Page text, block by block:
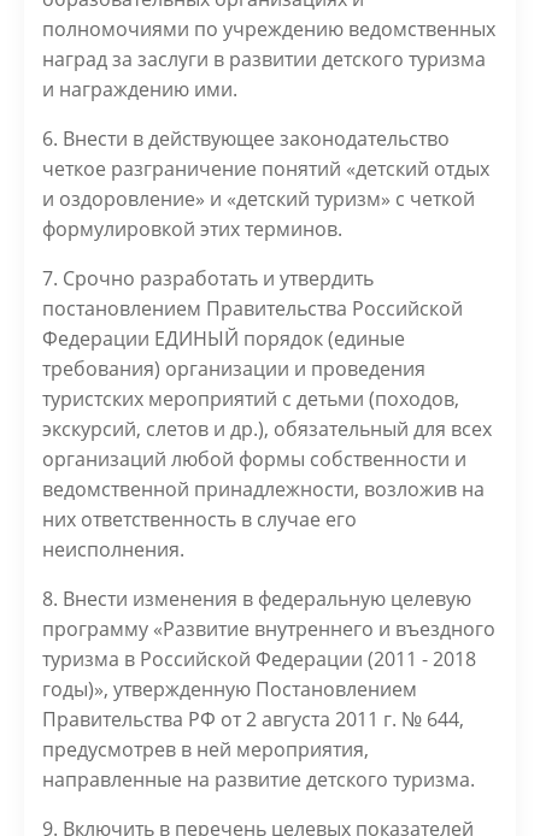
полномочиями по учреждению ведомственных
наград за заслуги в развитии детского туризма
и награждению ими.
6. Внести в действующее законодательство
четкое разграничение понятий «детский отдых
и оздоровление» и «детский туризм» с четкой
формулировкой этих терминов.
7. Срочно разработать и утвердить
постановлением Правительства Российской
Федерации ЕДИНЫЙ порядок (единые
требования) организации и проведения
туристских мероприятий с детьми (походов,
экскурсий, слетов и др.), обязательный для всех
организаций любой формы собственности и
ведомственной принадлежности, возложив на
них ответственность в случае его
неисполнения.
8. Внести изменения в федеральную целевую
программу «Развитие внутреннего и въездного
туризма в Российской Федерации (2011 - 2018
годы)», утвержденную Постановлением
Правительства РФ от 2 августа 2011 г. № 644,
предусмотрев в ней мероприятия,
направленные на развитие детского туризма.
9. Включить в перечень целевых показателей